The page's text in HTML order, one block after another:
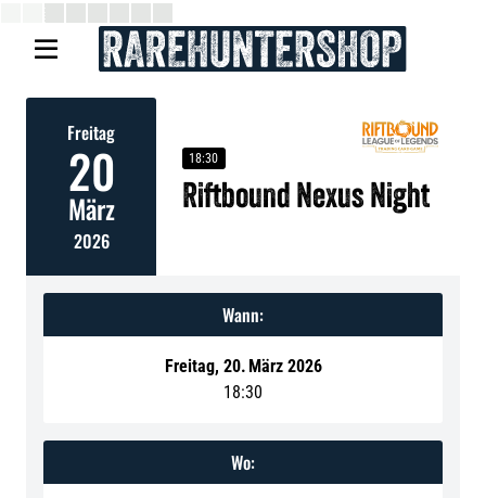

Freitag
20
März
2026
18:30
Riftbound Nexus Night
Wann:
Freitag, 20. März 2026
18:30
Wo: